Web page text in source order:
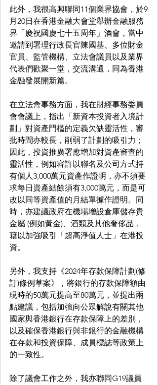
此外，我很高興聯同11個業界協會，於9
月20日在香港金融大會堂舉辦金融服務
界「慶祝國慶七十五周年」酒會，當中
邀請到署理行政長官陳國基、多位財金
官員、監管機構、立法會議員以及業界
代表們歡聚一堂，交流溝通，同為香港
金融發展開新篇。
在立法會事務方面，我在財經事務委員
會會議上，指出「新資本投資者入境計
劃」對資產門檻的定義欠缺靈活性，審
批時間亦較長，削弱了計劃的吸引力；
因此，投資推廣署應增加對資產審查的
靈活性，例如容許以聯名及公司方式持
有個人3,000萬元資產作證明，亦不須要
求每日資產結餘須有3,000萬元，而是可
改以同等資產值的月結單據作證明。同
時，亦建議政府在機場增設倉庫儲存貴
金屬 (例如黃金)、酒類及其他奢侈品，
藉以加強吸引「超高淨值人士」在港投
資。
另外，我支持《2024年存款保障計劃(修
訂)條例草案》，將銀行的存款保障額由
現時的50萬元提高至80萬元，並提出兩
點建議，包括加強向公眾解說有關其他
國家與香港銀行在存款保障上的差別，
以及確保香港銀行與非銀行的金融機構
在存款和投資保障、成員標誌等政策上
的一致性。
除了議會工作之外，我亦聯同G19議員